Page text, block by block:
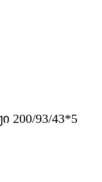
200/93/43*5